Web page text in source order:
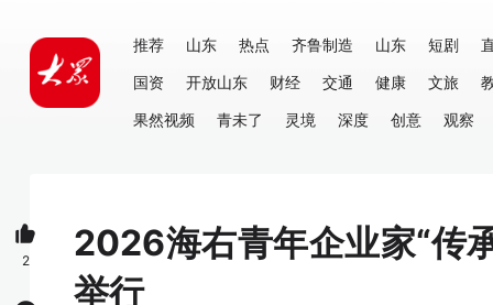
推荐 山东 热点 齐鲁制造 山东 短剧
国资
开放山东 财经 交通 健康 文旅
果然视频
青未了 灵境 深度 创意 观察
2026海右青年企业家“传
举行
2